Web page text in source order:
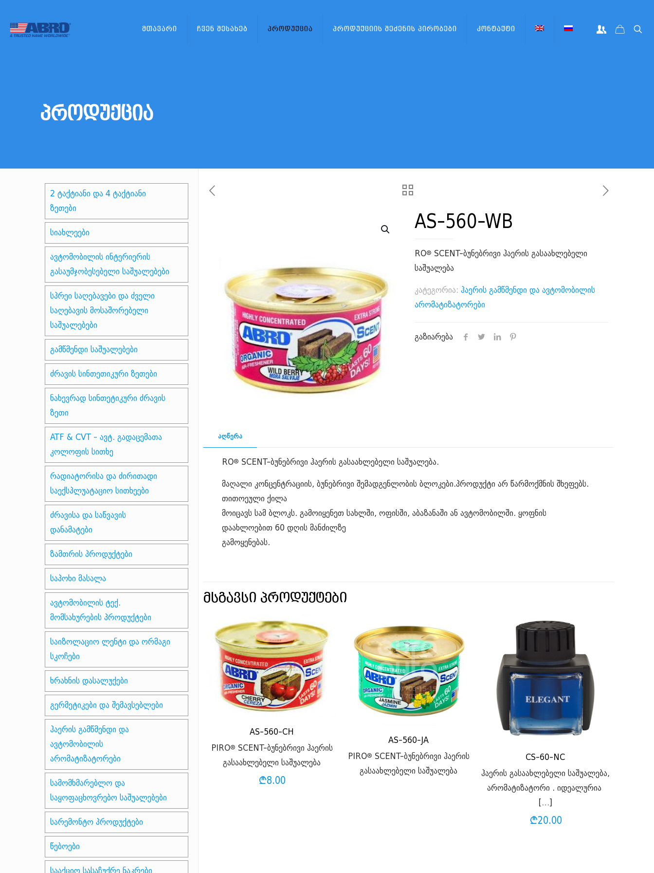
მთავარი ჩვენ შესახებ პროდუქცია პროდუქციის შეძენის პირობები კონტაქტი
პროდუქცია
AS-560-WB
RO® SCENT-ბუნებრივი ჰაერის გასაახლებელი
საშუალება
კატეგორია: ჰაერის გამწმენდი და ავტომობილის
არომატიზატორები
გაზიარება
აღწერა
RO® SCENT-ბუნებრივი ჰაერის გასაახლებელი საშუალება.
მაღალი კონცენტრაციის, ბუნებრივი შემადგენლობის ბლოკები.პროდუქტი არ წარმოქმნის შხეფებს.
თითოეული ქილა
მოიცავს სამ ბლოკს. გამოიყენეთ სახლში, ოფისში, აბაზანაში ან ავტომობილში. ყოფნის
დაახლოებით 60 დღის მანძილზე
გამოყენებას.
მსგავსი პროდუქტები
AS-560-CH
PIRO® SCENT-ბუნებრივი ჰაერის
გასაახლებელი საშუალება
₾8.00
AS-560-JA
PIRO® SCENT-ბუნებრივი ჰაერის
გასაახლებელი საშუალება
CS-60-NC
ჰაერის გასაახლებელი საშუალება,
არომატიზატორი . იდეალურია
[…]
₾20.00
2 ტაქტიანი და 4 ტაქტიანი
ზეთები
სიახლეები
ავტომობილის ინტერიერის
გასაუმჯობესებელი საშუალებები
სპრეი საღებავები და ძველი
საღებავის მოსაშორებელი
საშუალებები
გამწმენდი საშუალებები
ძრავის სინთეთიკური ზეთები
ნახევრად სინთეტიკური ძრავის
ზეთი
ATF & CVT - ავტ. გადაცემათა
კოლოფის სითხე
რადიატორისა და ძირითადი
საექსპლუატაციო სითხეები
ძრავისა და საწვავის
დანამატები
ზამთრის პროდუქტები
საპოხი მასალა
ავტომობილის ტექ.
მომსახურების პროდუქტები
საიზოლაციო ლენტი და ორმაგი
სკოჩები
ხრახნის დასალუქები
გერმეტიკები და შემავსებლები
ჰაერის გამწმენდი და
ავტომობილის
არომატიზატორები
სამომხმარებლო და
საყოფაცხოვრებო საშუალებები
სარემონტო პროდუქტები
წებოები
სააქციო სასაჩუქრე ნაკრები